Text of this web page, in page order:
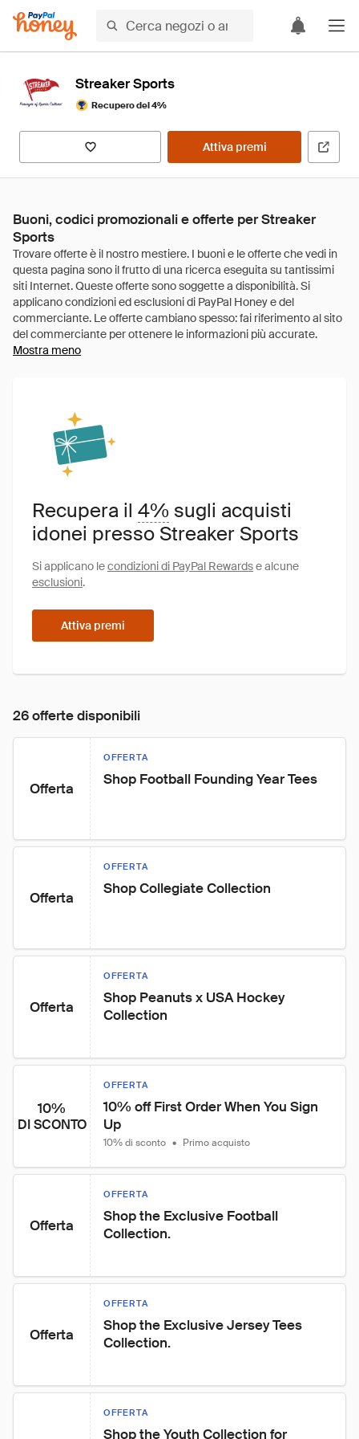
Streaker Sports
Recupero del 4%
Attiva premi
Buoni, codici promozionali e offerte per Streaker
Sports
Mostra meno
Recupera il 4% sugli acquisti
idonei presso Streaker Sports
Si applicano lecondizioni di PayPal Rewardse alcune
esclusioni.
Attiva premi
26 offerte disponibili
Offerta
OFFERTA
Shop Football Founding Year Tees
Offerta
OFFERTA
Shop Collegiate Collection
Offerta
OFFERTA
Shop Peanuts x USA Hockey
Collection
10%
DI SCONTO
OFFERTA
10% off First Order When You Sign
Up
10% di sconto • Primo acquisto
Offerta
OFFERTA
Shop the Exclusive Football
Collection.
Offerta
OFFERTA
Shop the Exclusive Jersey Tees
Collection.
OFFERTA
Shop the Youth Collection for